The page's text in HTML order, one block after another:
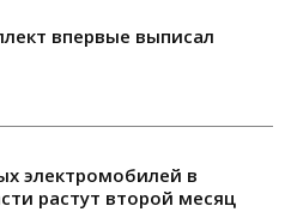
впервые выписал
электромобилей в
растут второй месяц